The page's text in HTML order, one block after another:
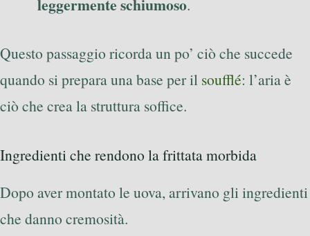
leggermente schiumoso.
Questo passaggio ricorda un po’ ciò che succede
quando si prepara una base per il soufflé: l’aria è
ciò che crea la struttura soffice.
Ingredienti che rendono la frittata morbida
Dopo aver montato le uova, arrivano gli ingredienti
che danno cremosità.